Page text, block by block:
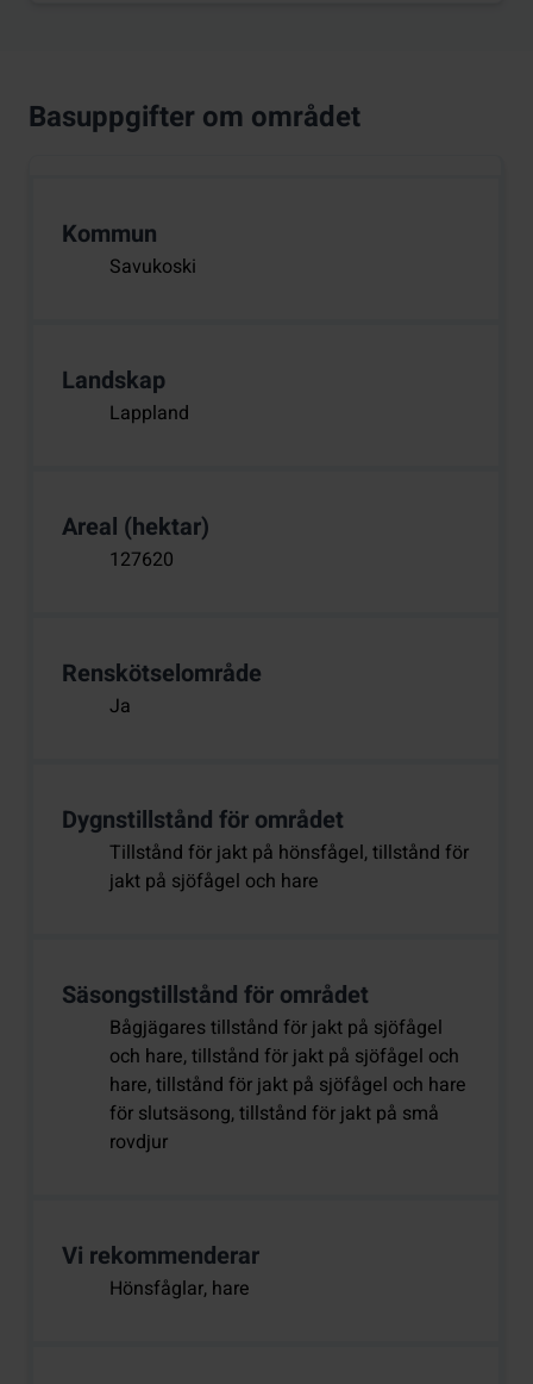
Basuppgifter om området
Kommun
Savukoski
Landskap
Lappland
Areal (hektar)
127620
Renskötselområde
Ja
Dygnstillstånd för området
Tillstånd för jakt på hönsfågel, tillstånd för
jakt på sjöfågel och hare
Säsongstillstånd för området
Bågjägares tillstånd för jakt på sjöfågel
och hare, tillstånd för jakt på sjöfågel och
hare, tillstånd för jakt på sjöfågel och hare
för slutsäsong, tillstånd för jakt på små
rovdjur
Vi rekommenderar
Hönsfåglar, hare